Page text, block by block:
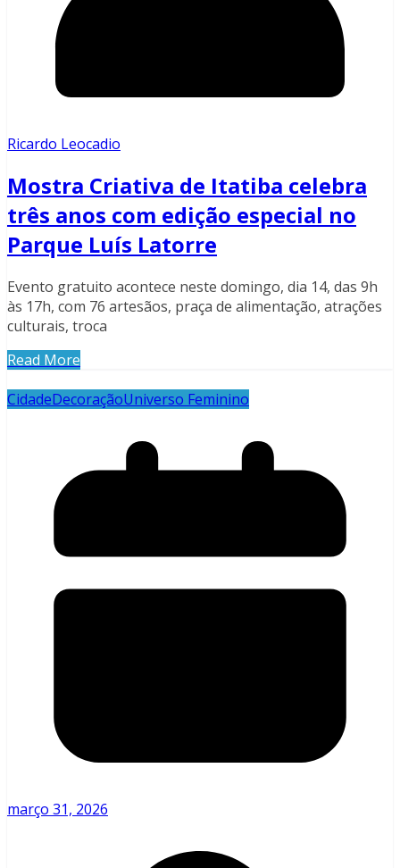
Ricardo Leocadio
Mostra Criativa de Itatiba celebra
três anos com edição especial no
Parque Luís Latorre
Evento gratuito acontece neste domingo, dia 14, das 9h
às 17h, com 76 artesãos, praça de alimentação, atrações
culturais, troca
Read More
CidadeDecoraçãoUniverso Feminino
março 31, 2026